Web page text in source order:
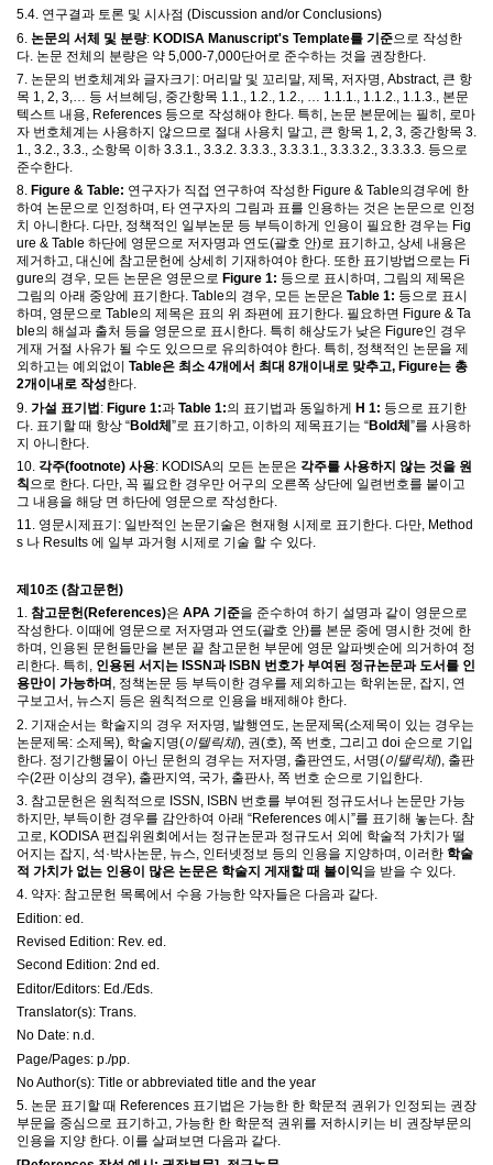
5.4. 연구결과 토론 및 시사점 (Discussion and/or Conclusions)
6. 논문의 서체 및 분량: KODISA Manuscript's Template를 기준으로 작성한
다 논문 전체의 분량은 약 5,000-7,000단어로 준수하는 것을 권장한다
7. 논문의 번호체계와 글자크기 : 머리말 및 꼬리말, 제목, 저자명, Abstract, 큰 항
목 1, 2, 3,… 등 서브헤딩, 중간항목 1.1., 1.2., 1.2., … 1.1.1., 1.1.2., 1.1.3., 본문
텍스트 내용, References 등으로 작성해야 한다. 특히 , 논문 본문에는 필히 , 로마
자 번호체계는 사용하지 않으므로 절대 사용치 말고, 큰 항목 1, 2, 3, 중간항목 3.
1., 3.2., 3.3., 소항목 이하 3.3.1., 3.3.2. 3.3.3., 3.3.3.1., 3.3.3.2., 3.3.3.3. 등으로
준수한다.
8. Figure & Table: 연구자가 직접 연구하여 작성한 Figure & Table의 경우에 한
하여 논문으로 인정하며 , 타 연구자의 그림과 표를 인용하는 것은 논문으로 인정
치 아니한다. 다만, 정책적인 일부논문 등 부득이하게 인용이 필요한 경우는 Fig
ure & Table 하단에 영문으로 저자명과 연도(괄호 안)로 표기하고, 상세 내용은
제거하고, 대신에 참고문헌에 상세히 기재하여야 한다. 또한 표기방법으로는 Fi
gure의 경우, 모든 논문은 영문으로 Figure 1: 등으로 표시하며 , 그림의 제목은
그림의 아래 중앙에 표기한다. Table의 경우, 모든 논문은 Table 1: 등으로 표시
하며 , 영문으로 Table의 제목은 표의 위 좌편에 표기한다. 필요하면 Figure & Ta
ble의 해설과 출처 등을 영문으로 표시한다. 특히 해상도가 낮은 Figure인 경우
게재 거절 사유가 될 수도 있으므로 유의하여야 한다. 특히, 정책적인 논문을 제
외하고는 예외없이 Table은 최소 4개에서 최대 8개이내로 맞추고, Figure는 총
2개이내로 작성한다.
9. 가설 표기법: Figure 1:과 Table 1:의 표기법과 동일하게 H 1: 등으로 표기한
다 표기할 때 항상 “Bold체”로 표기하고 이하의 제목표기는 “Bold체”를 사용하
지 아니한다
10. 각주(footnote) 사용: KODISA의 모든 논문은 각주를 사용하지 않는 것을 원
칙 으로 한다. 다만, 꼭 필요한 경우만 어구의 오른쪽 상단에 일련번호를 붙이고
그 내용을 해당 면 하단에 영문으로 작성한다.
11. 영문시제표기: 일반적인 논문기술은 현재형 시제로 표기한다. 다만, Method
s 나 Results 에 일부 과거형 시제로 기술 할 수 있다.
제 10조 (참고문헌)
1. 참고문헌(References)은 APA 기준을 준수하여 하기 설명과 같이 영문으로
작성한다. 이때에 영문으로 저자명과 연도(괄호 안)를 본문 중에 명시한 것에 한
하며 , 인용된 문헌들만을 본문 끝 참고문헌 부문에 영문 알파벳순에 의거하여 정
리한다. 특히 , 인용된 서지는 ISSN과 ISBN 번호가 부여된 정규논문과 도서를 인
용만이 가능하며 , 정책논문 등 부득이한 경우를 제외하고는 학위논문, 잡지 , 연
구보고서 , 뉴스지 등은 원칙적으로 인용을 배제해야 한다.
2. 기재순서는 학술지의 경우 저자명 발행연도 논문제목(소제목이 있는 경우는
논문제목: 소제목), 학술지명(이텔릭체), 권(호), 쪽 번호 그리고 doi 순으로 기입
한다 정기간행물이 아닌 문헌의 경우는 저자명 출판연도 서명(이탤릭체), 출판
수(2판 이상의 경우), 출판지역 국가 출판사 쪽 번호 순으로 기입한다
3. 참고문헌은 원칙적으로 ISSN, ISBN 번호를 부여된 정규도서나 논문만 가능
하지만, 부득이한 경우를 감안하여 아래 “References 예시 ”를 표기해 놓는다. 참
고로, KODISA 편집위원회에서는 정규논문과 정규도서 외에 학술적 가치가 떨
어지는 잡지 , 석 ·박사논문, 뉴스, 인터넷정보 등의 인용을 지양하며 , 이러한 학술
적 가치가 없는 인용이 많은 논문은 학술지 게재할 때 불이익을 받을 수 있다.
4. 약자: 참고문헌 목록에서 수용 가능한 약자들은 다음과 같다.
Edition: ed.
Revised Edition: Rev. ed.
Second Edition: 2nd ed.
Editor/Editors: Ed./Eds.
Translator(s): Trans.
No Date: n.d.
Page/Pages: p./pp.
No Author(s): Title or abbreviated title and the year
5. 논문 표기할 때 References 표기법은 가능한 한 학문적 권위가 인정되는 권장
부문을 중심으로 표기하고, 가능한 한 학문적 권위를 저하시키는 비 권장부문의
인용을 지양 한다. 이를 살펴보면 다음과 같다.